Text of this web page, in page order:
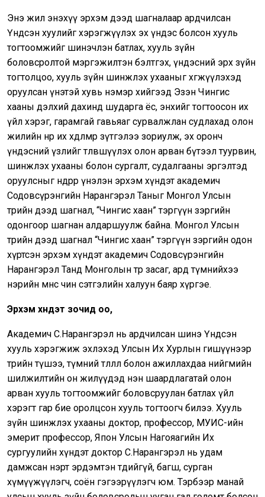
Энэ жил энэхүү эрхэм дээд шагналаар ардчилсан
Үндсэн хуулийг хэрэгжүүлэх эх үндэс болсон хууль
тогтоомжийг шинэчлэн батлах, хууль зүйн
боловсролтой мэргэжилтэн бэлтгэх, үндэсний эрх зүйн
тогтолцоо, хууль зүйн шинжлэх ухааныг хөгжүүлэхэд
оруулсан үнэтэй хувь нэмэр хийгээд Эзэн Чингис
хааны дэлхий дахинд шударга ёс, энхийг тогтоосон их
үйл хэрэг, гарамгай гавьяаг сурвалжлан судлахад олон
жилийн нөр их хөдөлмөр зүтгэлээ зориулж, эх оронч
үндэсний үзлийг төлөвшүүлэх олон арван бүтээл туурвин,
шинжлэх ухааны болон сургалт, судалгааны эргэлтэд
оруулсныг өндрөөр үнэлэн эрхэм хүндэт академич
Содовсүрэнгийн Нарангэрэл Таныг Монгол Улсын
төрийн дээд шагнал, “Чингис хаан” тэргүүн зэргийн
одонгоор шагнан алдаршуулж байна. Монгол Улсын
төрийн дээд шагнал “Чингис хаан” тэргүүн зэргийн одон
хүртсэн эрхэм хүндэт академич Содовсүрэнгийн
Нарангэрэл Танд Монголын төр засаг, ард түмнийхээ
нэрийн өмнөөс чин сэтгэлийн халуун баяр хүргэе.
Эрхэм хүндэт зочид оо,
Академич С.Нарангэрэл нь ардчилсан шинэ Үндсэн
хууль хэрэгжиж эхлэхэд Улсын Их Хурлын гишүүнээр
төрийн түшээ, түмний төлөөлөл болон ажиллахдаа нийгмийн
шилжилтийн он жилүүдэд нэн шаардлагатай олон
арван хууль тогтоомжийг боловсруулан батлах үйл
хэрэгт гар бие оролцсон хууль тогтоогч билээ. Хууль
зүйн шинжлэх ухааны доктор, профессор, МУИС-ийн
эмерит профессор, Япон Улсын Нагояагийн Их
сургуулийн хүндэт доктор С.Нарангэрэл нь удам
дамжсан нэрт эрдэмтэн төдийгүй, багш, сурган
хүмүүжүүлэгч, соён гэгээрүүлэгч юм. Тэрбээр манай